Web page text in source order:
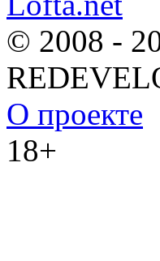
© 2008 -
О проекте
18+